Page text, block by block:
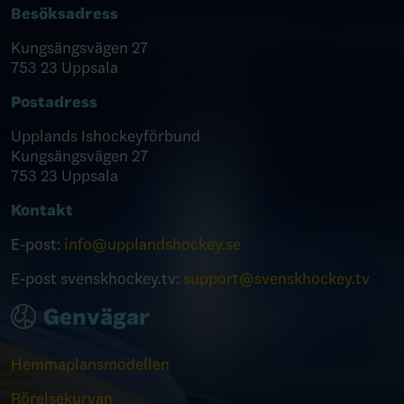
Besöksadress
Kungsängsvägen 27
753 23 Uppsala
Postadress
Upplands Ishockeyförbund
Kungsängsvägen 27
753 23 Uppsala
Kontakt
E-post: info@upplandshockey.se
E-post svenskhockey.tv: support@svenskhockey.tv
Genvägar
Hemmaplansmodellen
Rörelsekurvan